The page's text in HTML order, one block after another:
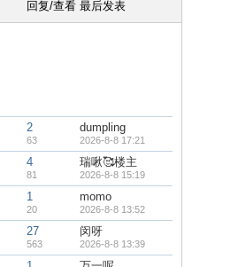
回复/查看 最后发表
2
63
dumpling
2026-8-8 17:21
4
81
瑞啾🥰楼主
2026-8-8 15:19
1
20
momo
2026-8-8 13:52
27
563
闵呀
2026-8-8 13:39